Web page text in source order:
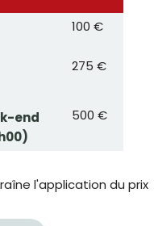
100 €
275 €
end
500 €
l'application du prix